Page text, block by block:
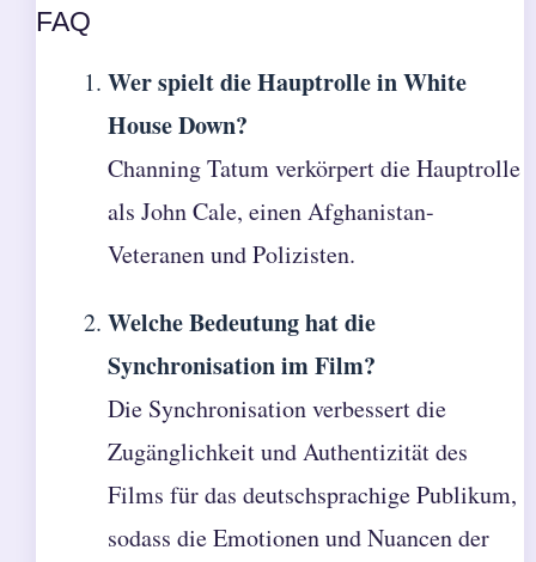
FAQ
Wer spielt die Hauptrolle in White
House Down?
Channing Tatum verkörpert die Hauptrolle
als John Cale, einen Afghanistan-
Veteranen und Polizisten.
Welche Bedeutung hat die
Synchronisation im Film?
Die Synchronisation verbessert die
Zugänglichkeit und Authentizität des
Films für das deutschsprachige Publikum,
sodass die Emotionen und Nuancen der